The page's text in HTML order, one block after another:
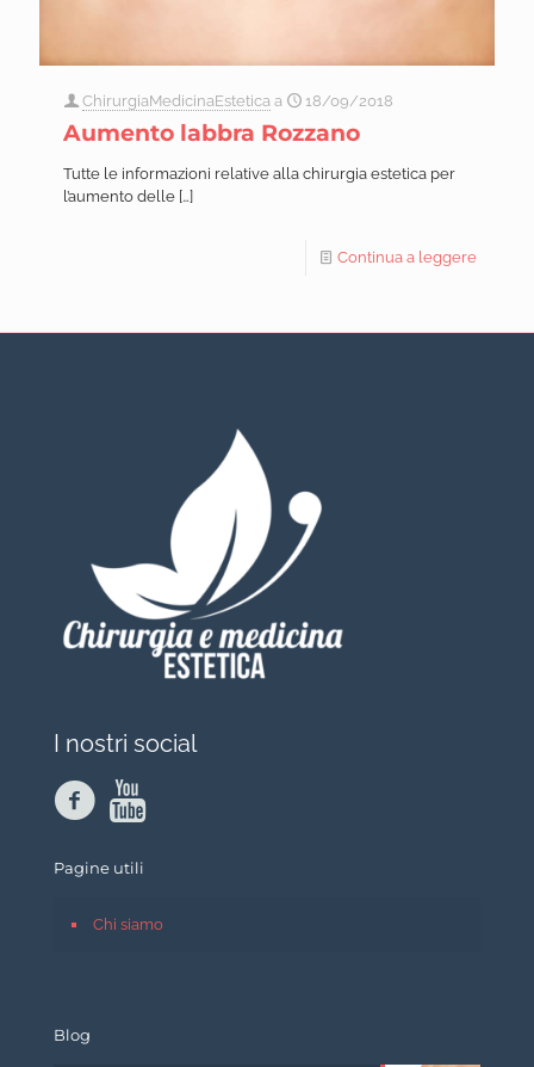
ChirurgiaMedicinaEstetica a 18/09/2018
Aumento labbra Rozzano
Tutte le informazioni relative alla chirurgia estetica per
l’aumento delle […]
Continua a leggere
I nostri social
Pagine utili
Chi siamo
Blog